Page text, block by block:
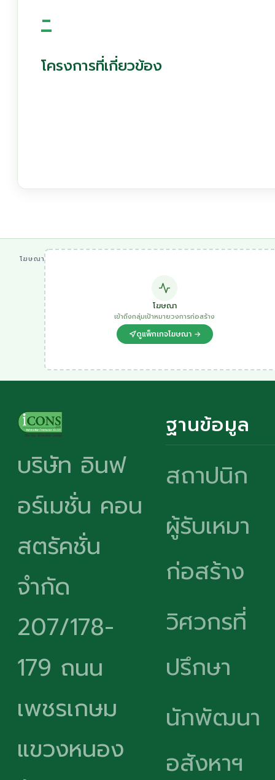
-
โครงการที่เกี่ยวข้อง
โฆษณา
โฆษณา
เข้าถึงกลุ่มเป้าหมายวงการก่อสร้าง
ดูแพ็กเกจโฆษณา →
บริษัท อินฟ
อร์เมชั่น คอน
สตรัคชั่น
จำกัด
207/178-
179 ถนน
เพชรเกษม
แขวงหนอง
ฐานข้อมูล
สถาปนิก
ผู้รับเหมา
ก่อสร้าง
วิศวกรที่
ปรึกษา
นักพัฒนา
อสังหาฯ